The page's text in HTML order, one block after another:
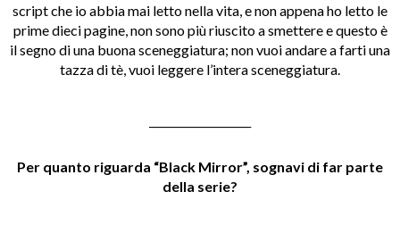
script che io abbia mai letto nella vita, e non appena ho letto le
prime dieci pagine, non sono più riuscito a smettere e questo è
il segno di una buona sceneggiatura; non vuoi andare a farti una
tazza di tè, vuoi leggere l’intera sceneggiatura.
Per quanto riguarda “Black Mirror”, sognavi di far parte
della serie?